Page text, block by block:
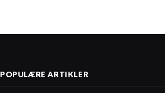
POPULÆRE ARTIKLER